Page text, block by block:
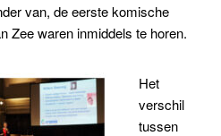
van, de eerste komische
Zee waren inmiddels te horen.
Het
verschil
tussen